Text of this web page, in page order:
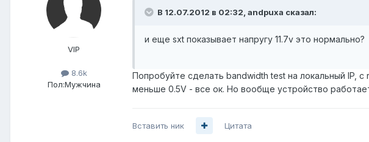
VIP
8.6k
Пол:Мужчина
В 12.07.2012 в 02:32, andpuxa сказал:
и еще sxt показывает напругу 11.7v это нормально?
Попробуйте сделать bandwidth test на локальный IP,
меньше 0.5V - все ок. Но вообще устройство
Вставить ник Цитата